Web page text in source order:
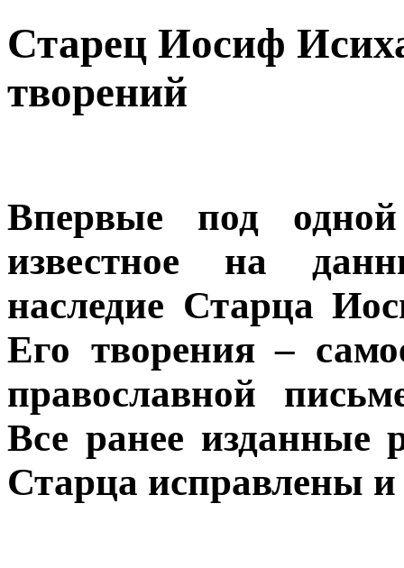
Старец Иосиф
творений
Впервые под
известное на
наследие Старца
Его творения –
православной
Все ранее изданные
Старца исправлены